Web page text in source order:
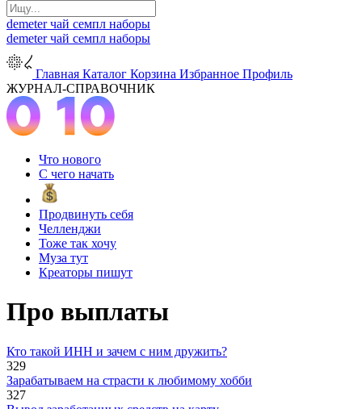
demeterчай семпл наборы
demeterчай семпл наборы
Главная Каталог Корзина Избранное Профиль
ЖУРНАЛ-СПРАВОЧНИК
Что нового
С чего начать
Продвинуть себя
Челленджи
Тоже так хочу
Муза тут
Креаторы пишут
Про выплаты
Кто такой ИНН и зачем с ним дружить?
329
Зарабатываем на страсти к любимому хобби
327